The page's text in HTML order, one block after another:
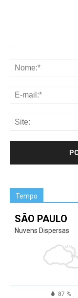
Tempo
SÃO PAULO
Nuvens Dispersas
87 %